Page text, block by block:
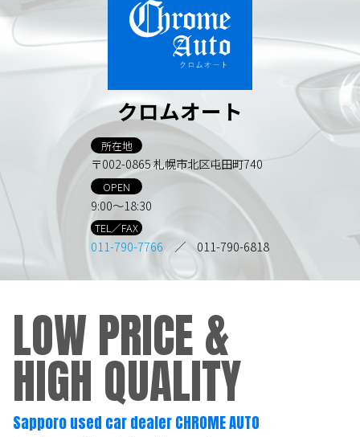
クロムオート
所在地
〒002-0865 札幌市北区屯田町740
OPEN
9:00～18:30
TEL／FAX
011-790-7766 ／ 011-790-6818
LOW PRICE &
HIGH QUALITY
Sapporo used car dealer CHROME AUTO